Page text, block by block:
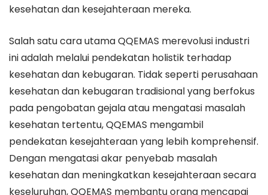
kesehatan dan kesejahteraan mereka.
Salah satu cara utama QQEMAS merevolusi industri
ini adalah melalui pendekatan holistik terhadap
kesehatan dan kebugaran. Tidak seperti perusahaan
kesehatan dan kebugaran tradisional yang berfokus
pada pengobatan gejala atau mengatasi masalah
kesehatan tertentu, QQEMAS mengambil
pendekatan kesejahteraan yang lebih komprehensif.
Dengan mengatasi akar penyebab masalah
kesehatan dan meningkatkan kesejahteraan secara
keseluruhan, QQEMAS membantu orang mencapai